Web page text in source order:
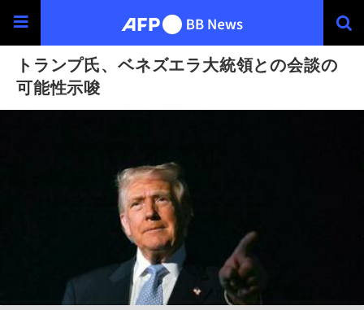
トランプ氏、ベネズエラ大統領との会談の
可能性示唆